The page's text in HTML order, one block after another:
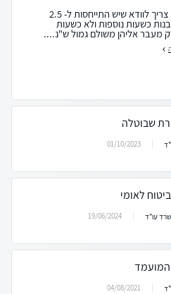
חוקי, אבל צריך לוודא שיש התייחסות ל- 2.5
כשעות נוספות ולא כשעות
מעבר אליהן משולם גמול ש"נ....
שבוטלה
01/10/2023
לאומי
עו"ד 19/06/2024
המועמד
04/08/2021